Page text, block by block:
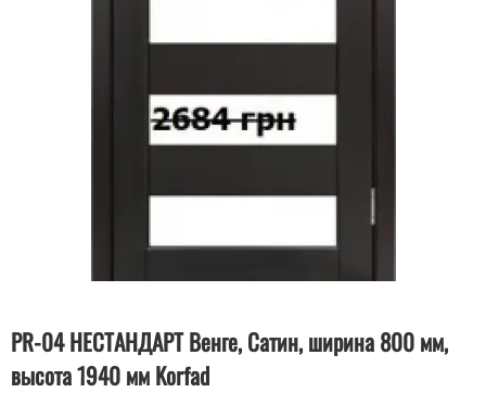
PR-04 НЕСТАНДАРТ Венге, Сатин, ширина 800 мм,
высота 1940 мм Korfad